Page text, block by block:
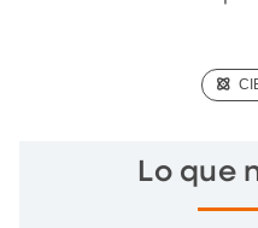
Lo que